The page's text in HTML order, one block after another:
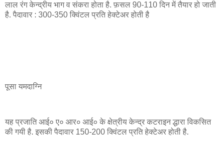
लाल रंग केन्द्रीय भाग व संकरा होता है. फ़सल 90-110 दिन में तैयार हो जाती
है. पैदावार : 300-350 क्विंटल प्रति हेक्टेअर होती है
पूसा यमदाग्नि
यह प्रजाति आई० ए० आर० आई० के क्षेत्रीय केन्द्र कटराइन द्धारा विकसित
की गयी है. इसकी पैदावार 150-200 क्विंटल प्रति हेक्टेअर होती है.